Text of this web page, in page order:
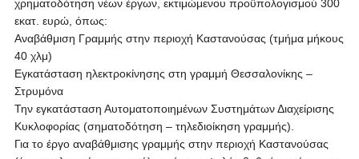
χρηματοδότηση νέων έργων, εκτιμώμενου προϋπολογισμού 300
εκατ. ευρώ, όπως:
Αναβάθμιση Γραμμής στην περιοχή Καστανούσας (τμήμα μήκους
40 χλμ)
Εγκατάσταση ηλεκτροκίνησης στη γραμμή Θεσσαλονίκης –
Στρυμόνα
Την εγκατάσταση Αυτοματοποιημένων Συστημάτων Διαχείρισης
Κυκλοφορίας (σηματοδότηση – τηλεδιοίκηση γραμμής).
Για το έργο αναβάθμισης γραμμής στην περιοχή Καστανούσας